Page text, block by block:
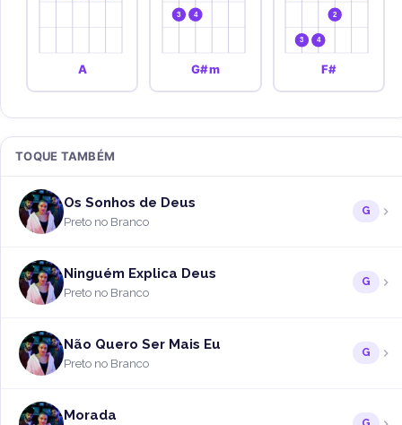
A
3 4
G#m
3 4
2
F#
TOQUE TAMBÉM
Os Sonhos de Deus
Preto no Branco
G
Ninguém Explica Deus
Preto no Branco
G
Não Quero Ser Mais Eu
Preto no Branco
G
Morada